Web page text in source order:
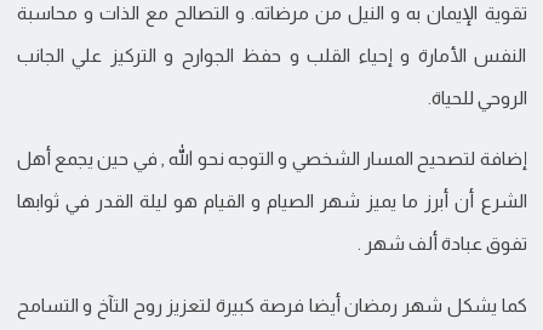
تقوية الإيمان به و النيل من مرضاته. و التصالح مع الذات و محاسبة
النفس الأمارة و إحياء القلب و حفظ الجوارح و التركيز علي الجانب
الروحي للحياة.
إضافة لتصحيح المسار الشخصي و التوجه نحو الله , في حين يجمع أهل
الشرع أن أبرز ما يميز شهر الصيام و القيام هو ليلة القدر في ثوابها
تفوق عبادة ألف شهر .
كما يشكل شهر رمضان أيضا فرصة كبيرة لتعزيز روح التآخ و التسامح